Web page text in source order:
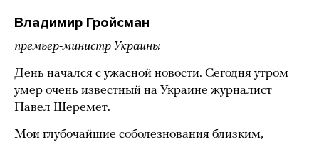
Владимир Гройсман
премьер-министр Украины
День начался с ужасной новости. Сегодня утром
умер очень известный на Украине журналист
Павел Шеремет.
Мои глубочайшие соболезнования близким,